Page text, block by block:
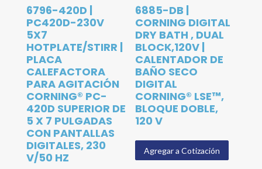
6796-420D |
PC420D-230V
5X7
HOTPLATE/STIRR |
PLACA
CALEFACTORA
PARA AGITACIÓN
CORNING® PC-
420D SUPERIOR DE
5 X 7 PULGADAS
CON PANTALLAS
DIGITALES, 230
V/50 HZ
6885-DB |
CORNING DIGITAL
DRY BATH , DUAL
BLOCK,120V |
CALENTADOR DE
BAÑO SECO
DIGITAL
CORNING® LSE™,
BLOQUE DOBLE,
120 V
Agregar a Cotización